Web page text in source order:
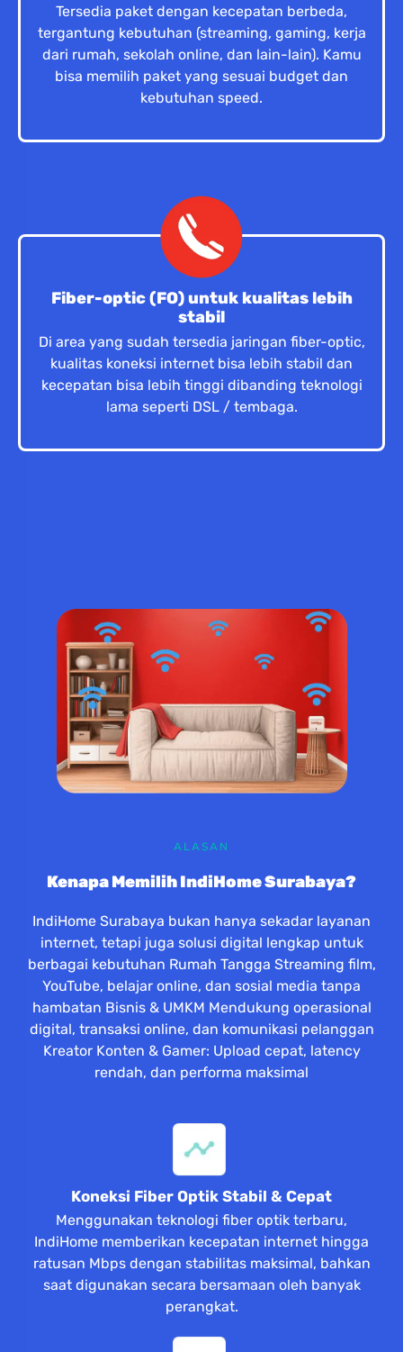
Tersedia paket dengan kecepatan berbeda,
tergantung kebutuhan (streaming, gaming, kerja
dari rumah, sekolah online, dan lain-lain). Kamu
bisa memilih paket yang sesuai budget dan
kebutuhan speed.
Fiber-optic (FO) untuk kualitas lebih
stabil
Di area yang sudah tersedia jaringan fiber-optic,
kualitas koneksi internet bisa lebih stabil dan
kecepatan bisa lebih tinggi dibanding teknologi
lama seperti DSL / tembaga.
ALASAN
Kenapa Memilih IndiHome Surabaya?
IndiHome Surabaya bukan hanya sekadar layanan
internet, tetapi juga solusi digital lengkap untuk
berbagai kebutuhan Rumah Tangga Streaming film,
YouTube, belajar online, dan sosial media tanpa
hambatan Bisnis & UMKM Mendukung operasional
digital, transaksi online, dan komunikasi pelanggan
Kreator Konten & Gamer: Upload cepat, latency
rendah, dan performa maksimal
Koneksi Fiber Optik Stabil & Cepat
Menggunakan teknologi fiber optik terbaru,
IndiHome memberikan kecepatan internet hingga
ratusan Mbps dengan stabilitas maksimal, bahkan
saat digunakan secara bersamaan oleh banyak
perangkat.